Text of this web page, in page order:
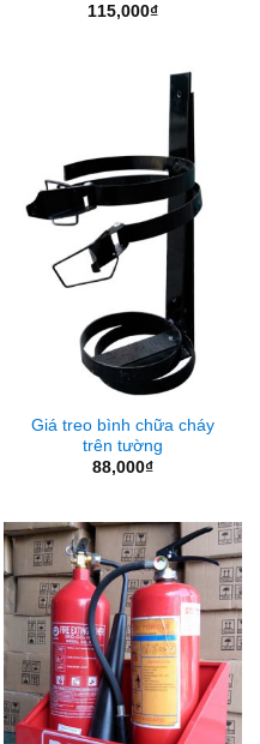
115,000₫
Giá treo bình chữa cháy
trên tường
88,000₫